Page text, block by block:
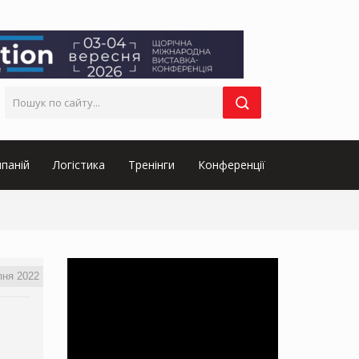
Логістика Тренінги Конференції
2022